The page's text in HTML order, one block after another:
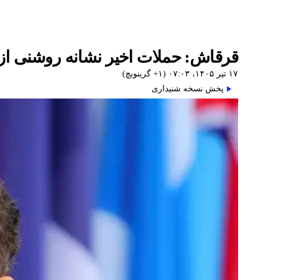
قرقاش: حملات اخیر نشانه روشنی از
۱۷ تیر ۱۴۰۵، ۰۷:۰۳ (‎+۱ گرینویچ)
پخش نسخه شنیداری